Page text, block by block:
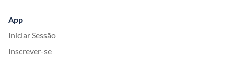
App
Iniciar Sessão
Inscrever-se